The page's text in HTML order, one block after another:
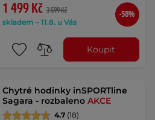
1 499 Kč 3 599 Kč
skladem – 11.8. u Vás
-58%
Koupit
Chytré hodinky inSPORTline
Sagara - rozbalenoAKCE
4.7 (18)